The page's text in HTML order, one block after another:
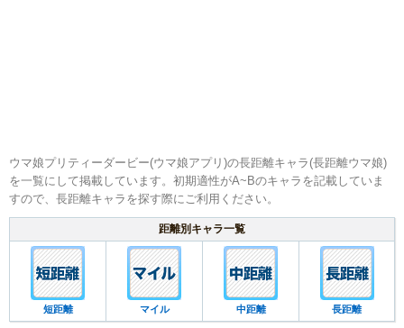
ウマ娘プリティーダービー(ウマ娘アプリ)の長距離キャラ(長距離ウマ娘)
を一覧にして掲載しています。初期適性がA~Bのキャラを記載していま
すので、長距離キャラを探す際にご利用ください。
距離別キャラ一覧
短距離 マイル 中距離 長距離